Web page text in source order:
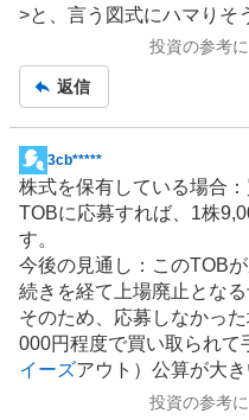
>と、言う図式にハマりそ
投資の参考
返信
掲
示
板
記
事
3cb*****
株式を保有している場合
TOBに応募すれば、1株
す。
今後の見通し：このTOBが
続きを経て上場廃止となる
そのため、応募しなかっ
000円程度で買い取られて
イーズアウト）公算が大き
投資の参考